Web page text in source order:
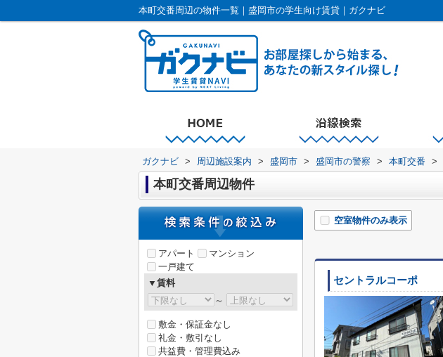
本町交番周辺の物件一覧｜盛岡市の学生向け賃貸｜ガクナビ
ガクナビ > 周辺施設案内 > 盛岡市 > 盛岡市の警察 > 本町交番 >
本町交番周辺物件
空室物件のみ表示
セントラルコーポ
アパート
マンション
一戸建て
▼賃料
～
敷金・保証金なし
礼金・敷引なし
共益費・管理費込み